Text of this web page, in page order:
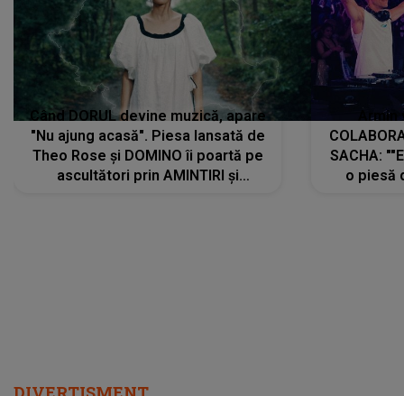
Când DORUL devine muzică, apare
"Nu ajung acasă". Piesa lansată de
Theo Rose și DOMINO îi poartă pe
ascultători prin AMINTIRI și
SACHA:
o piesă